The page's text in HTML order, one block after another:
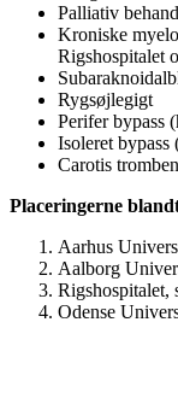
Palliativ
Kroniske
Rigshospitalet
Rygsøjlegigt
Perifer bypass
Isoleret bypass
Carotis
Placeringerne
Aarhus
Aalborg
Rigshospitalet,
Odense